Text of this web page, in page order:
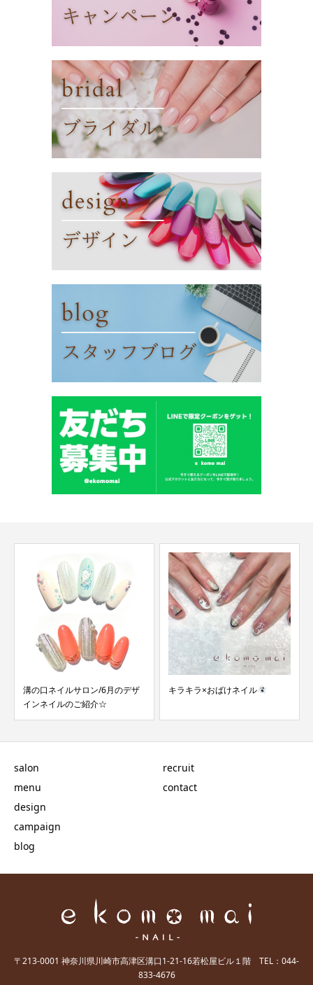
キラキラ×おばけネイル
溝ノ口ネイルサロン/スヌーピー
salon
menu
design
campaign
blog
recruit
contact
〒213-0001 神奈川県川崎市高津区溝口1-21-16若松屋ビル１階 TEL：044-
833-4676